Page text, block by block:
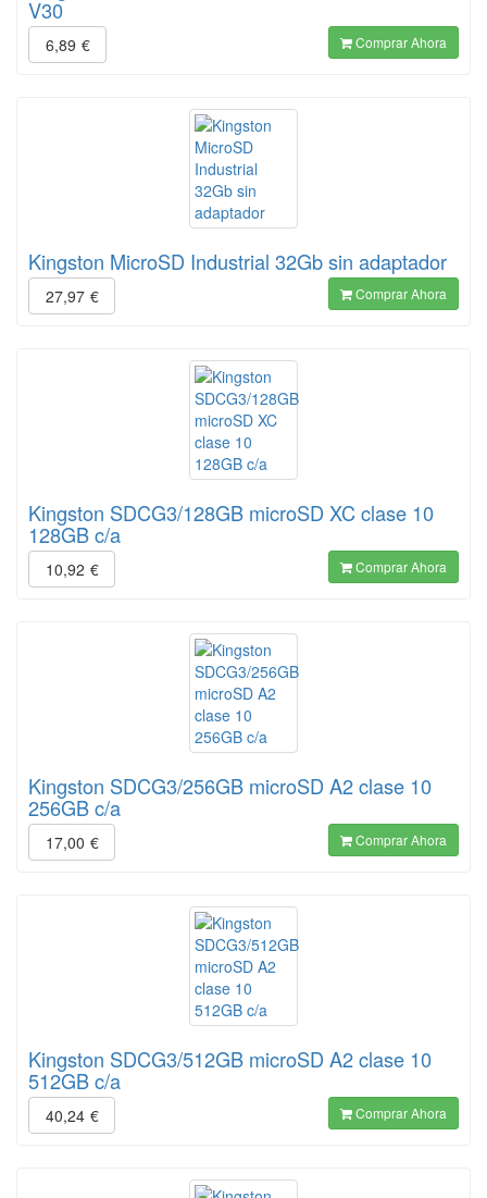
V30
6,89 € Comprar Ahora
Kingston MicroSD Industrial 32Gb sin adaptador
27,97 € Comprar Ahora
Kingston SDCG3/128GB microSD XC clase 10
128GB c/a
10,92 € Comprar Ahora
Kingston SDCG3/256GB microSD A2 clase 10
256GB c/a
17,00 € Comprar Ahora
Kingston SDCG3/512GB microSD A2 clase 10
512GB c/a
40,24 € Comprar Ahora